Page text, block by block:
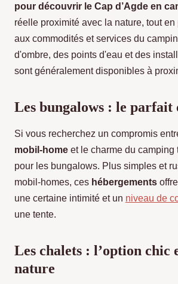
pour découvrir le Cap d’Agde en
réelle proximité avec la nature, tout
aux commodités et services du
d'ombre, des points d'eau et des
sont généralement disponibles à
Les bungalows : le parfait
Si vous recherchez un compromis
mobil-home et le charme du camping
pour les bungalows. Plus simples et
mobil-homes, ces hébergements
une certaine intimité et un niveau de
une tente.
Les chalets : l’option chic
nature